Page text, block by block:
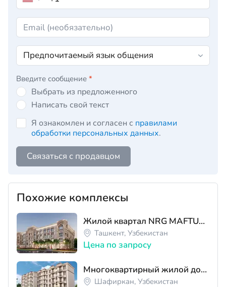
Введите сообщение *
Выбрать из предложенного
Написать свой текст
Я ознакомлен и согласен с правилами
обработки персональных данных.
Связаться с продавцом
Похожие комплексы
Жилой квартал NRG MAFTUN MAKON
Ташкент, Узбекистан
Цена по запросу
Многоквартирный жилой дом ЖК Shofirkon Markaz
Шафиркан, Узбекистан